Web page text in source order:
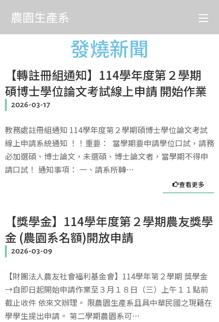
農園生產系
發燒新聞
【轉註冊組通知】114學年度第２學期
碩博士學位論文考試線上申請 開始作業
2026-03-17
教務處註冊組通知 114學年度第２學期碩博士學位論文考試
線上申請系統通知 ！！重要： 當學期要申請學位口試，請務
必加選碩、博士論文，未選碩、博士論文者，當學期不得申
請口試！ 通知事項： 一、請系所轉…
查看更多
【獎學金】114學年度第２學期農友獎學
金 (農園系名額)開放申請
2026-03-09
【財團法人農友社會福利基金會】114學年第２學期 獎學金
→自即日起開始申請作業至３月１８日（三）上午１１點前
截止收件 依來文辦理。 限農園生產系且具中華民國之現籍在
學學生提出申請。 第二學期農園系可…